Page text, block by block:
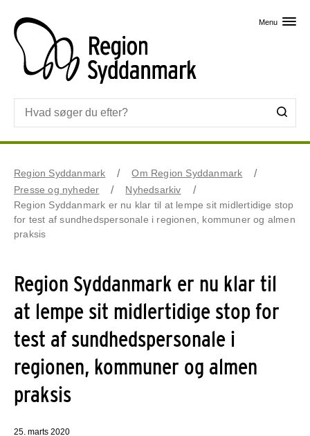
Menu
Region Syddanmark
Om Region Syddanmark
Presse og nyheder
Nyhedsarkiv
Region Syddanmark er nu klar til at lempe sit midlertidige stop
for test af sundhedspersonale i regionen, kommuner og almen
praksis
Region Syddanmark er nu klar til
at lempe sit midlertidige stop for
test af sundhedspersonale i
regionen, kommuner og almen
praksis
25. marts 2020